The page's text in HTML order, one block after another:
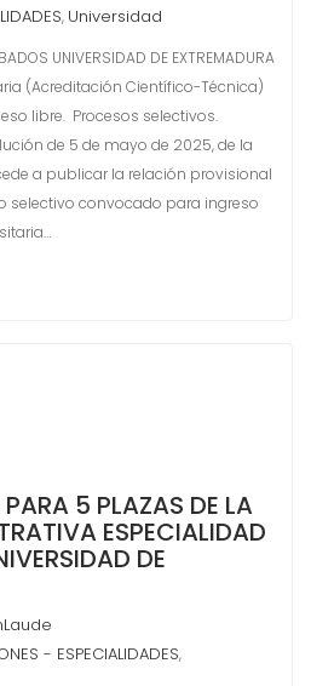
, Universidad
UNIVERSIDAD DE EXTREMADURA
(Acreditación Científico-Técnica)
libre. Procesos selectivos.
de 5 de mayo de 2025, de la
a publicar la relación provisional
selectivo convocado para ingreso
5 PLAZAS DE LA
ESPECIALIDAD
DE
- ESPECIALIDADES,